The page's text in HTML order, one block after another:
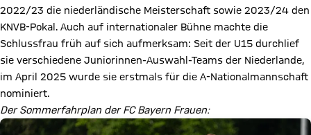
2022/23 die niederländische Meisterschaft sowie 2023/24 den
KNVB-Pokal. Auch auf internationaler Bühne machte die
Schlussfrau früh auf sich aufmerksam: Seit der U15 durchlief
sie verschiedene Juniorinnen-Auswahl-Teams der Niederlande,
im April 2025 wurde sie erstmals für die A-Nationalmannschaft
nominiert.
Der Sommerfahrplan der FC Bayern Frauen: